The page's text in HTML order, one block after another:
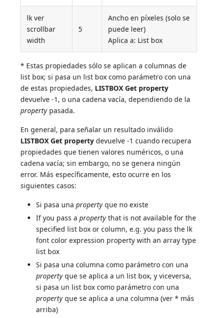
lk ver
scrollbar
width
5
Ancho en píxeles (solo se
puede leer)
Aplica a: List box
* Estas propiedades sólo se aplican a columnas de
list box; si pasa un list box como parámetro con una
de estas propiedades, LISTBOX Get property
devuelve -1, o una cadena vacía, dependiendo de la
property pasada.
En general, para señalar un resultado inválido
LISTBOX Get property devuelve -1 cuando recupera
propiedades que tienen valores numéricos, o una
cadena vacía; sin embargo, no se genera ningún
error. Más específicamente, esto ocurre en los
siguientes casos:
Si pasa unaproperty que no existe
If you pass aproperty that is not available for the
specified list box or column, e.g. you pass the lk
font color expression property with an array type
list box
Si pasa una columna como parámetro con una
property que se aplica a un list box, y viceversa,
si pasa un list box como parámetro con una
property que se aplica a una columna (ver * más
arriba)